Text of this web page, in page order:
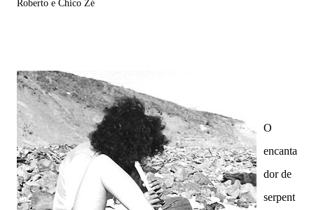
Roberto e Chico Zé
O
encanta
dor de
serpent